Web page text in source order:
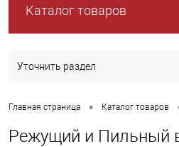
Каталог товаров
Уточнить раздел
Главная страница • Каталог товаров
Режущий и Пильный